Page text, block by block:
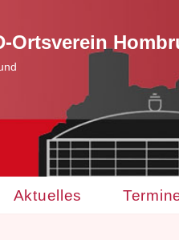
Ortsverein
Aktuelles